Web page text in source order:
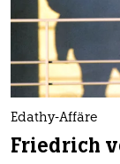
Edathy-Affäre
Friedrich